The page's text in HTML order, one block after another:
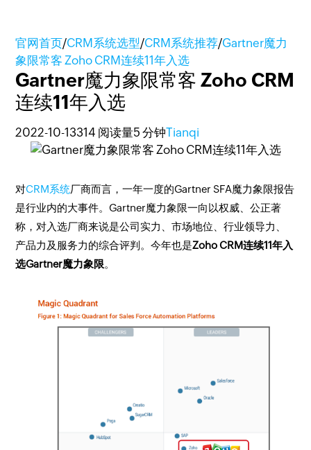
官网首页/CRM系统选型/CRM系统推荐/Gartner魔力
象限常客 Zoho CRM连续11年入选
Gartner魔力象限常客 Zoho CRM
连续11年入选
2022-10-13314 阅读量5 分钟Tianqi
对CRM系统厂商而言，一年一度的Gartner SFA魔力象限报告
是行业内的大事件。Gartner魔力象限一向以权威、公正著
称，对入选厂商来说是公司实力、市场地位、行业领导力、
产品力及服务力的综合评判。今年也是Zoho CRM连续11年入
选Gartner魔力象限。